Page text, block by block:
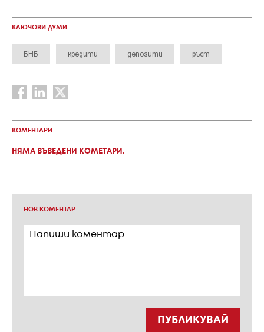
КЛЮЧОВИ ДУМИ
БНБ кредити депозити ръст
КОМЕНТАРИ
НЯМА ВЪВЕДЕНИ КОМЕТАРИ.
НОВ КОМЕНТАР
ПУБЛИКУВАЙ